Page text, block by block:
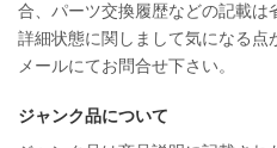
合、パーツ交換履歴などの記載は
詳細状態に関しまして気になる点
メールにてお問合せ下さい。
ジャンク品について